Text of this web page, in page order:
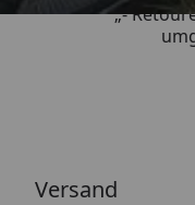
„-
Versand